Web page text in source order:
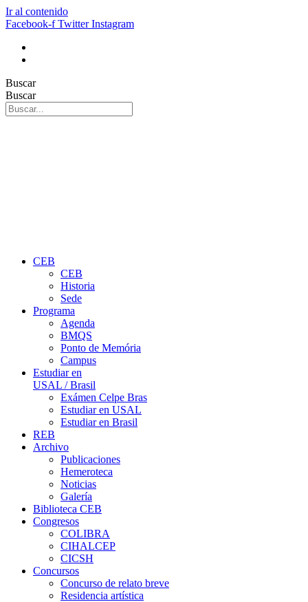
Ir al contenido
Facebook-f Twitter Instagram
Buscar
Buscar
CEB
CEB
Historia
Sede
Programa
Agenda
BMQS
Ponto de Memória
Campus
Estudiar en
USAL / Brasil
Exámen Celpe Bras
Estudiar en USAL
Estudiar en Brasil
REB
Archivo
Publicaciones
Hemeroteca
Noticias
Galería
Biblioteca CEB
Congresos
COLIBRA
CIHALCEP
CICSH
Concursos
Concurso de relato breve
Residencia artística